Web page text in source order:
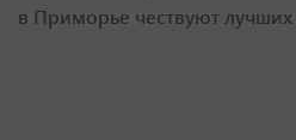
в Приморье чествуют лучших